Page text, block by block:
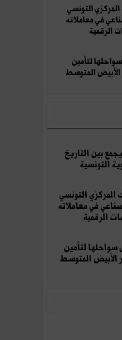
التونسي
في معاملاته
الرقمية
لتأمين
الأبيض المتوسط
بين التاريخ
التونسية
التونسي
في معاملاته
الرقمية
لتأمين
الأبيض المتوسط